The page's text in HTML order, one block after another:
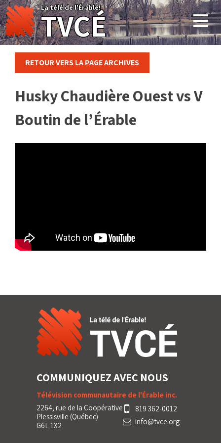
Skip
to
content
La télé de l'Érable!
TVCÉ
RETOUR VERS LA PAGE ARCHIVES
Husky Chaudière Ouest vs V
Boutin de l’Érable
COMMUNIQUEZ AVEC NOUS
Télévision communautaire de l'Érable inc.
2264, rue de la Coopérative
Plessisville (Québec)
G6L 1X2
819 362-0012
info@tvce.org